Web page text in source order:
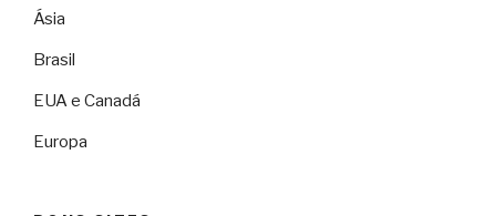
Ásia
Brasil
EUA e Canadá
Europa